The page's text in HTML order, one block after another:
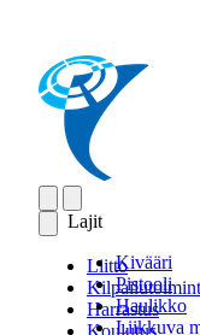
Lajit
Kivääri
Pistooli
Haulikko
Liikkuva
Liitto
Harrastus
Koulutus